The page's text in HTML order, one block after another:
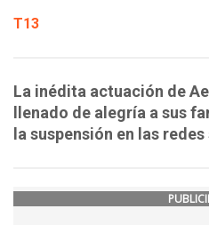
T13
La inédita actuación de
llenado de alegría a sus
la suspensión en las